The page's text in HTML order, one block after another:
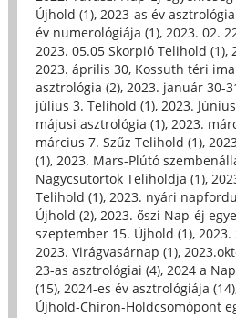
Újhold (1), 2023-as év
év numerológiája (1), 2023. 02.
2023. 05.05 Skorpió Telihold (1),
2023. április 30, Kossuth téri ima
asztrológia (2), 2023. január 30-
július 3. Telihold (1), 2023.
májusi asztrológia (1), 2023.
március 7. Szűz Telihold (1),
(1), 2023. Mars-Plútó
Nagycsütörtök Teliholdja (1),
Telihold (1), 2023. nyári
Újhold (2), 2023. őszi Nap-éj
szeptember 15. Újhold (1), 2023.
2023. Virágvasárnap (1),
23-as asztrológiai (4), 2024 a
(15), 2024-es év asztrológiája (14)
Újhold-Chiron-Holdcsomópont